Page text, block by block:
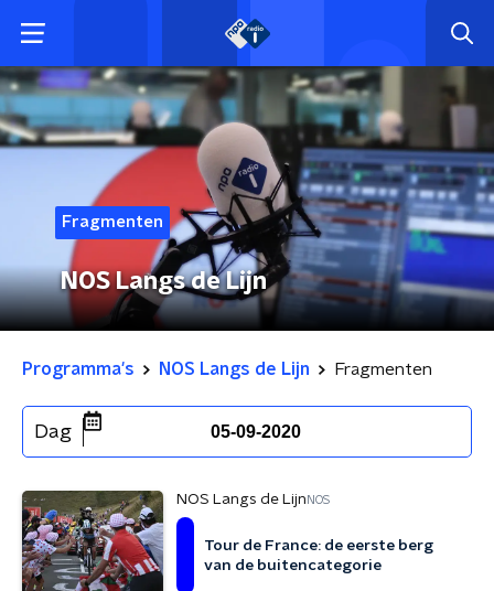
Fragmenten
NOS Langs de Lijn
Programma's NOS Langs de Lijn Fragmenten
Dag 05-09-2020
NOS Langs de Lijn NOS
Tour de France: de eerste berg
van de buitencategorie